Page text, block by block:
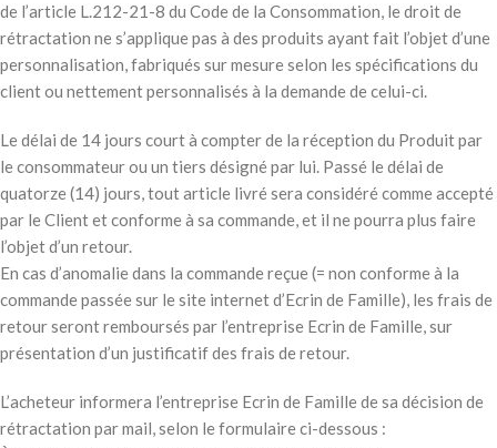
de l’article L.212-21-8 du Code de la Consommation, le droit de
rétractation ne s’applique pas à des produits ayant fait l’objet d’une
personnalisation, fabriqués sur mesure selon les spécifications du
client ou nettement personnalisés à la demande de celui-ci.
Le délai de 14 jours court à compter de la réception du Produit par
le consommateur ou un tiers désigné par lui. Passé le délai de
quatorze (14) jours, tout article livré sera considéré comme accepté
par le Client et conforme à sa commande, et il ne pourra plus faire
l’objet d’un retour.
En cas d’anomalie dans la commande reçue (= non conforme à la
commande passée sur le site internet d’Ecrin de Famille), les frais de
retour seront remboursés par l’entreprise Ecrin de Famille, sur
présentation d’un justificatif des frais de retour.
L’acheteur informera l’entreprise Ecrin de Famille de sa décision de
rétractation par mail, selon le formulaire ci-dessous :